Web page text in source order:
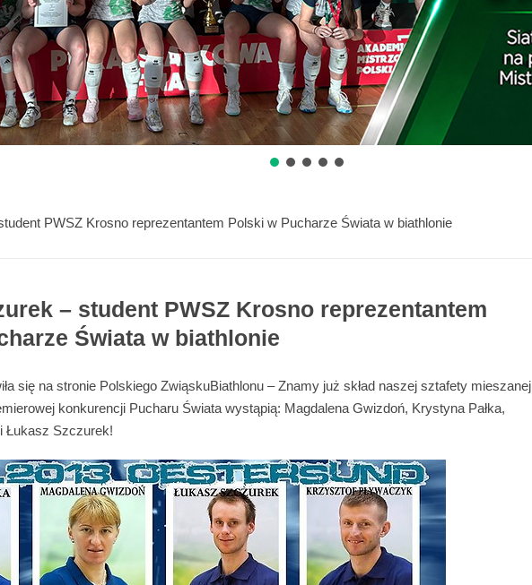
PWSZ Krosno reprezentantem Polski w Pucharze Świata w biathlonie
– student PWSZ Krosno reprezentantem
Świata w biathlonie
się na stronie Polskiego ZwiąskuBiathlonu – Znamy już skład naszej sztafety mieszanej
konkurencji Pucharu Świata wystąpią: Magdalena Gwizdoń, Krystyna Pałka,
Łukasz Szczurek!